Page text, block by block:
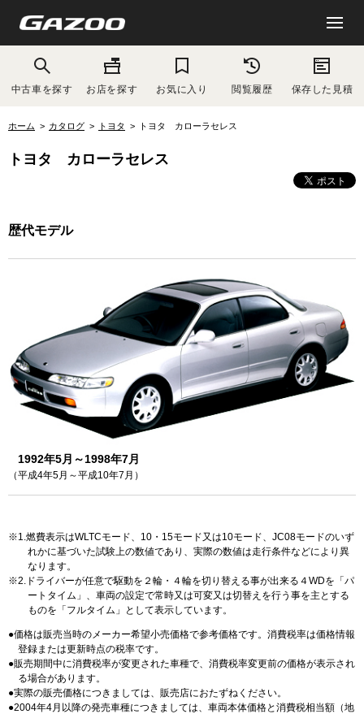
中古車を探す お店を探す お気に入り 閲覧履歴 保存した見積
ホーム カタログ トヨタ トヨタ カローラセレス
トヨタ カローラセレス
歴代モデル
1992年5月～1998年7月
（平成4年5月～平成10年7月）
1.燃費表示はWLTCモード、10・15モード又は10モード、JC08モードのいず
れかに基づいた試験上の数値であり、実際の数値は走行条件などにより異
なります。
2.ドライバーが任意で駆動を２輪・４輪を切り替える事が出来る４WDを「パ
ートタイム」、車両の設定で常時又は可変又は切替えを行う事を主とする
ものを「フルタイム」として表示しています。
価格は販売当時のメーカー希望小売価格で参考価格です。消費税率は価格情報
登録または更新時点の税率です。
販売期間中に消費税率が変更された車種で、消費税率変更前の価格が表示され
る場合があります。
実際の販売価格につきましては、販売店におたずねください。
2004年4月以降の発売車種につきましては、車両本体価格と消費税相当額（地